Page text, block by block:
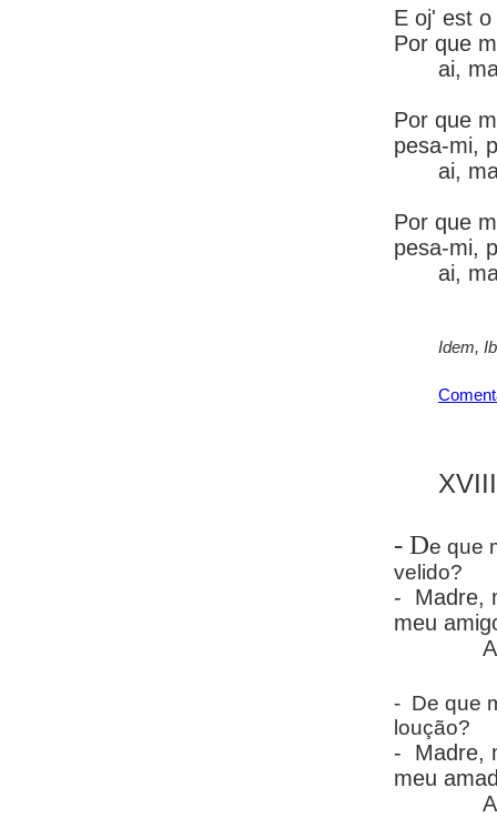
E oj' est
Por que
ai,
Por que
pesa-mi,
ai,
Por que
pesa-mi,
ai,
Idem,
XVIII
- De que
velido?
- Madre,
meu
- De que
loução?
- Madre,
meu